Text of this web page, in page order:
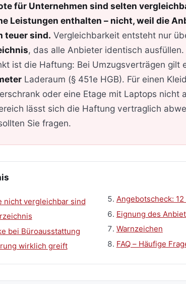
für Unternehmen sind selten
Leistungen enthalten – nicht, weil die
teuer sind. Vergleichbarkeit entsteht nur
, das alle Anbieter identisch
ist die Haftung: Bei Umzugsverträgen gilt
Laderaum (§ 451e HGB). Für einen
oder eine Etage mit Laptops nicht
lässt sich die Haftung vertraglich
Sie fragen.
nicht vergleichbar sind
bei Büroausstattung
wirklich greift
Angebotscheck: 12
Eignung des
Warnzeichen
FAQ – Häufige